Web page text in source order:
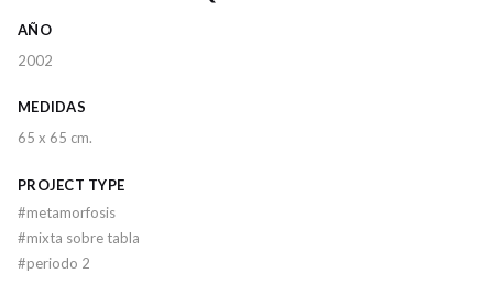
AÑO
2002
MEDIDAS
65 x 65 cm.
PROJECT TYPE
#metamorfosis
#mixta sobre tabla
#periodo 2